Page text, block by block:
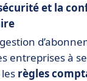
et la
entreprises à
règles